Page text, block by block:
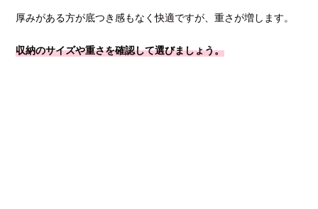
厚みがある方が底つき感もなく快適ですが、重さが増します。
収納のサイズや重さを確認して選びましょう。